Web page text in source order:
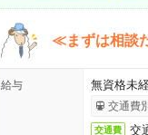
≪まずは相談
給与 無資格未
交通費
交通費 交